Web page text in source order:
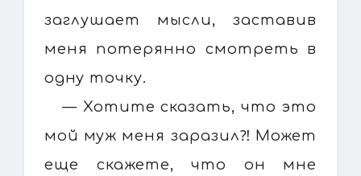
заглушает мысли, заставив
меня потерянно смотреть в
одну точку.
— Хотите сказать, что это
мой муж меня заразил⁈ Может
еще скажете, что он мне